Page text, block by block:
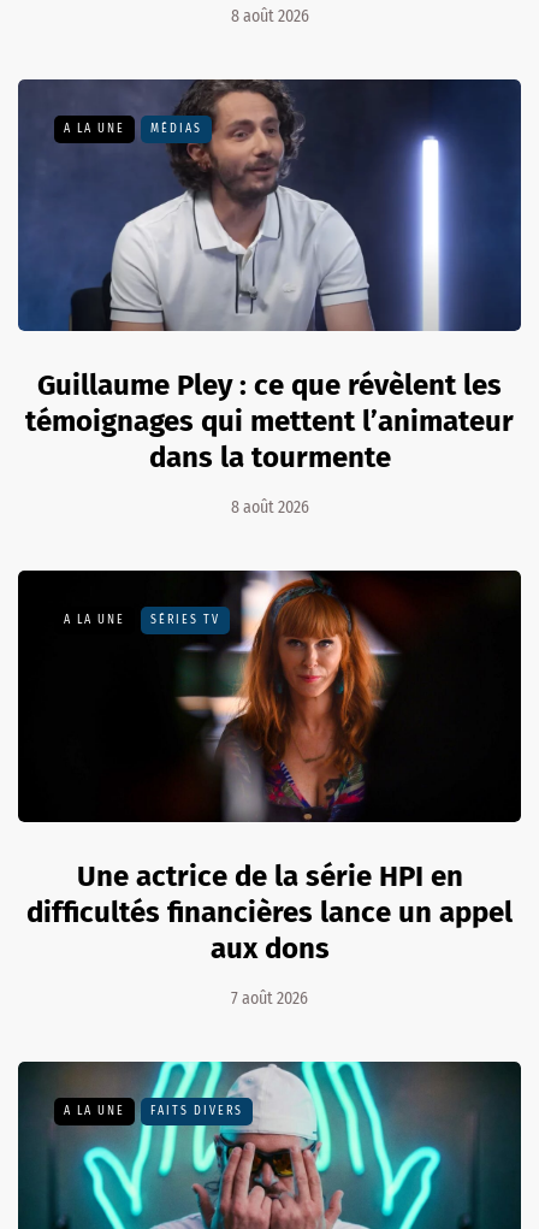
8 août 2026
A LA UNE MÉDIAS
Guillaume Pley : ce que révèlent les
témoignages qui mettent l’animateur
dans la tourmente
8 août 2026
A LA UNE SÉRIES TV
Une actrice de la série HPI en
difficultés financières lance un appel
aux dons
7 août 2026
A LA UNE FAITS DIVERS